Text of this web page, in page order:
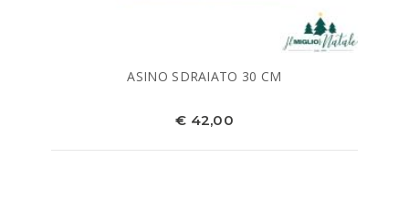
ASINO SDRAIATO 30 CM
€ 42,00